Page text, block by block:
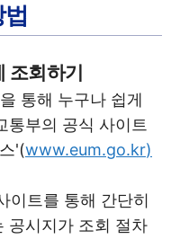
조회하기
통해 누구나 쉽게
통부의 공식 사이트
'(www.eum.go.kr)
이트를 통해 간단히
공시지가 조회 절차